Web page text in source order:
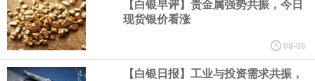
全球科技股波动性的加剧。 日本市场中，软银股价收盘下跌4.4%，
芯片设备制造商东京电子股价下跌近6%，日本存储芯片制造商铠侠
股价下跌超过10%。
【白银早评】贵金属强势共振，今日
现货银价看涨
08-06
【白银日报】工业与投资需求共振，